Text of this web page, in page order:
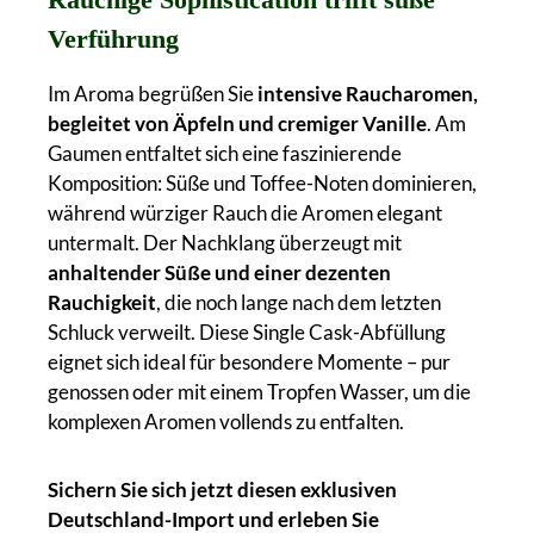
Verführung
Im Aroma begrüßen Sieintensive Raucharomen,
begleitet von Äpfeln und cremiger Vanille. Am
Gaumen entfaltet sich eine faszinierende
Komposition: Süße und Toffee-Noten dominieren,
während würziger Rauch die Aromen elegant
untermalt. Der Nachklang überzeugt mit
anhaltender Süße und einer dezenten
Rauchigkeit, die noch lange nach dem letzten
Schluck verweilt. Diese Single Cask-Abfüllung
eignet sich ideal für besondere Momente – pur
genossen oder mit einem Tropfen Wasser, um die
komplexen Aromen vollends zu entfalten.
Sichern Sie sich jetzt diesen exklusiven
Deutschland-Import und erleben Sie